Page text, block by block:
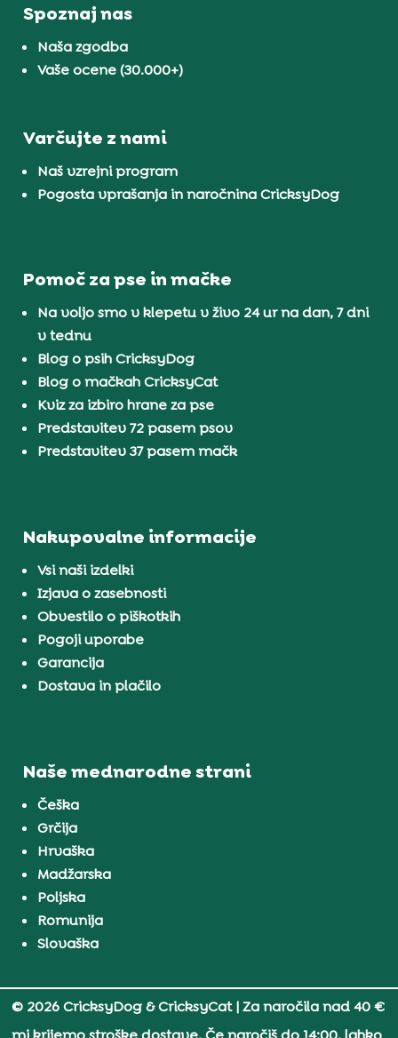
Spoznaj nas
Naša zgodba
Vaše ocene (30.000+)
Varčujte z nami
Naš vzrejni program
Pogosta vprašanja in naročnina CricksyDog
Pomoč za pse in mačke
Na voljo smo v klepetu v živo 24 ur na dan, 7 dni
v tednu
Blog o psih CricksyDog
Blog o mačkah CricksyCat
Kviz za izbiro hrane za pse
Predstavitev 72 pasem psov
Predstavitev 37 pasem mačk
Nakupovalne informacije
Vsi naši izdelki
Izjava o zasebnosti
Obvestilo o piškotkih
Pogoji uporabe
Garancija
Dostava in plačilo
Naše mednarodne strani
Češka
Grčija
Hrvaška
Madžarska
Poljska
Romunija
Slovaška
© 2026 CricksyDog & CricksyCat| Za naročila nad 40 €